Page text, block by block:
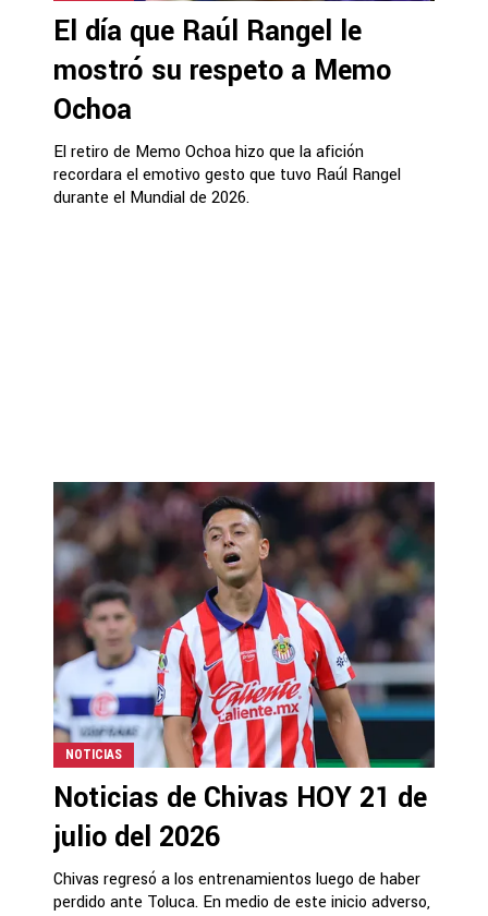
El día que Raúl Rangel le
mostró su respeto a Memo
Ochoa
El retiro de Memo Ochoa hizo que la afición
recordara el emotivo gesto que tuvo Raúl Rangel
durante el Mundial de 2026.
NOTICIAS
Noticias de Chivas HOY 21 de
julio del 2026
Chivas regresó a los entrenamientos luego de haber
perdido ante Toluca. En medio de este inicio adverso,